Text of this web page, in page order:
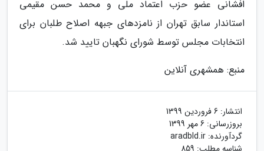
افشانی عضو حزب اعتماد ملی و محمد حسن مقیمی
استاندار سابق تهران از نامزدهای جبهه اصلاح طلبان برای
انتخابات مجلس توسط شورای نگهبان تایید شد.
منبع: همشهری آنلاین
انتشار: 6 فروردین 1399
بروزرسانی: 6 مهر 1399
گردآورنده: aradbld.ir